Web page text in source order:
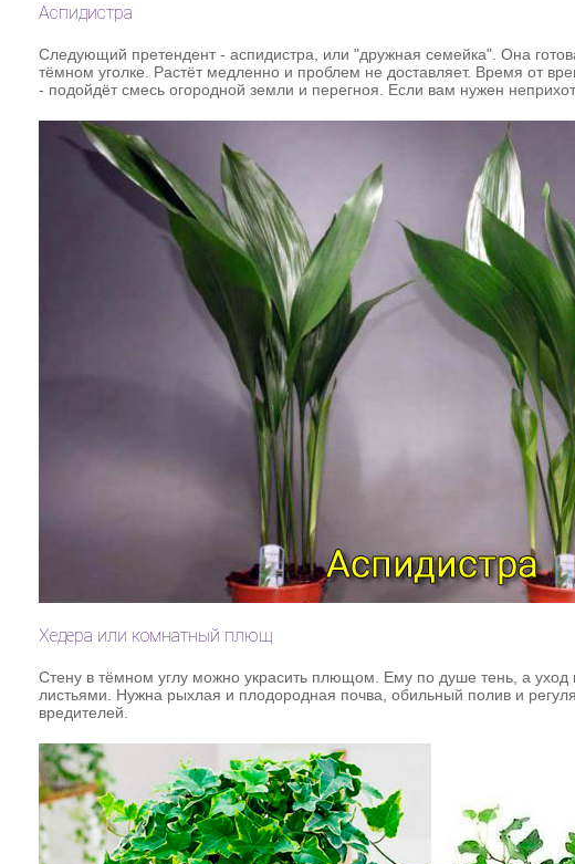
Аспидистра
Следующий претендент - аспидистра, или "дружная семейка". Она
тёмном уголке. Растёт медленно и проблем не доставляет. Время от
- подойдёт смесь огородной земли и перегноя. Если вам нужен
Хедера или комнатный плющ
Стену в тёмном углу можно украсить плющом. Ему по душе тень, а
листьями. Нужна рыхлая и плодородная почва, обильный полив и
вредителей.